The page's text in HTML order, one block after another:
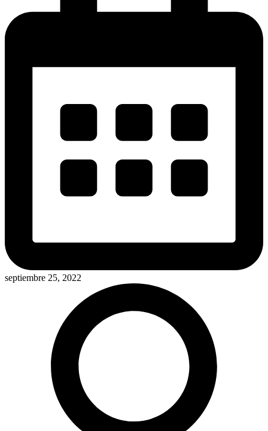
septiembre 25, 2022